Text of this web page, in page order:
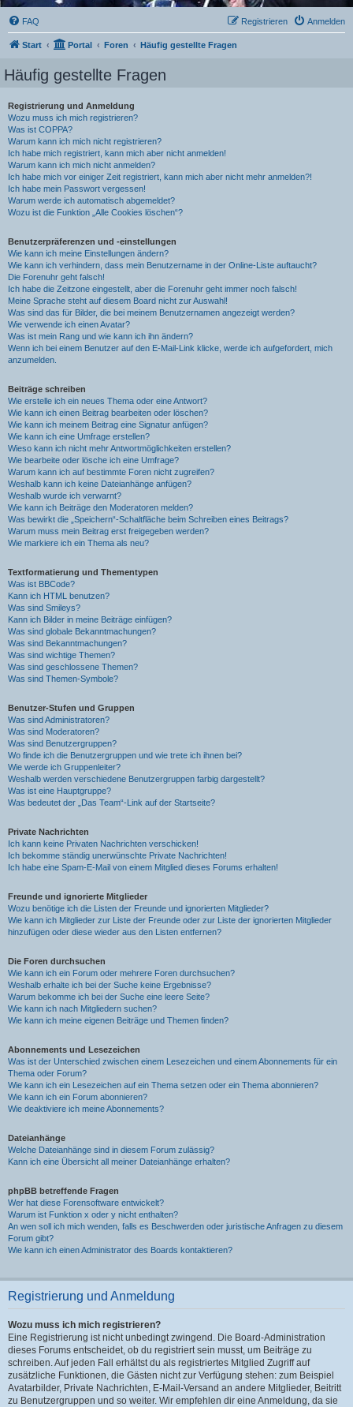
FAQ Anmelden
Registrieren
Start Portal Foren Häufig gestellte Fragen
Häufig gestellte Fragen
Registrierung und Anmeldung
Wozu muss ich mich registrieren?
Was ist COPPA?
Warum kann ich mich nicht registrieren?
Ich habe mich registriert, kann mich aber nicht anmelden!
Warum kann ich mich nicht anmelden?
Ich habe mich vor einiger Zeit registriert, kann mich aber nicht mehr anmelden?!
Ich habe mein Passwort vergessen!
Warum werde ich automatisch abgemeldet?
Wozu ist die Funktion „Alle Cookies löschen“?
Benutzerpräferenzen und -einstellungen
Wie kann ich meine Einstellungen ändern?
Wie kann ich verhindern, dass mein Benutzername in der Online-Liste auftaucht?
Die Forenuhr geht falsch!
Ich habe die Zeitzone eingestellt, aber die Forenuhr geht immer noch falsch!
Meine Sprache steht auf diesem Board nicht zur Auswahl!
Was sind das für Bilder, die bei meinem Benutzernamen angezeigt werden?
Wie verwende ich einen Avatar?
Was ist mein Rang und wie kann ich ihn ändern?
Wenn ich bei einem Benutzer auf den E-Mail-Link klicke, werde ich aufgefordert, mich
anzumelden.
Beiträge schreiben
Wie erstelle ich ein neues Thema oder eine Antwort?
Wie kann ich einen Beitrag bearbeiten oder löschen?
Wie kann ich meinem Beitrag eine Signatur anfügen?
Wie kann ich eine Umfrage erstellen?
Wieso kann ich nicht mehr Antwortmöglichkeiten erstellen?
Wie bearbeite oder lösche ich eine Umfrage?
Warum kann ich auf bestimmte Foren nicht zugreifen?
Weshalb kann ich keine Dateianhänge anfügen?
Weshalb wurde ich verwarnt?
Wie kann ich Beiträge den Moderatoren melden?
Was bewirkt die „Speichern“-Schaltfläche beim Schreiben eines Beitrags?
Warum muss mein Beitrag erst freigegeben werden?
Wie markiere ich ein Thema als neu?
Textformatierung und Thementypen
Was ist BBCode?
Kann ich HTML benutzen?
Was sind Smileys?
Kann ich Bilder in meine Beiträge einfügen?
Was sind globale Bekanntmachungen?
Was sind Bekanntmachungen?
Was sind wichtige Themen?
Was sind geschlossene Themen?
Was sind Themen-Symbole?
Benutzer-Stufen und Gruppen
Was sind Administratoren?
Was sind Moderatoren?
Was sind Benutzergruppen?
Wo finde ich die Benutzergruppen und wie trete ich ihnen bei?
Wie werde ich Gruppenleiter?
Weshalb werden verschiedene Benutzergruppen farbig dargestellt?
Was ist eine Hauptgruppe?
Was bedeutet der „Das Team“-Link auf der Startseite?
Private Nachrichten
Ich kann keine Privaten Nachrichten verschicken!
Ich bekomme ständig unerwünschte Private Nachrichten!
Ich habe eine Spam-E-Mail von einem Mitglied dieses Forums erhalten!
Freunde und ignorierte Mitglieder
Wozu benötige ich die Listen der Freunde und ignorierten Mitglieder?
Wie kann ich Mitglieder zur Liste der Freunde oder zur Liste der ignorierten Mitglieder
hinzufügen oder diese wieder aus den Listen entfernen?
Die Foren durchsuchen
Wie kann ich ein Forum oder mehrere Foren durchsuchen?
Weshalb erhalte ich bei der Suche keine Ergebnisse?
Warum bekomme ich bei der Suche eine leere Seite?
Wie kann ich nach Mitgliedern suchen?
Wie kann ich meine eigenen Beiträge und Themen finden?
Abonnements und Lesezeichen
Was ist der Unterschied zwischen einem Lesezeichen und einem Abonnements für ein
Thema oder Forum?
Wie kann ich ein Lesezeichen auf ein Thema setzen oder ein Thema abonnieren?
Wie kann ich ein Forum abonnieren?
Wie deaktiviere ich meine Abonnements?
Dateianhänge
Welche Dateianhänge sind in diesem Forum zulässig?
Kann ich eine Übersicht all meiner Dateianhänge erhalten?
phpBB betreffende Fragen
Wer hat diese Forensoftware entwickelt?
Warum ist Funktion x oder y nicht enthalten?
An wen soll ich mich wenden, falls es Beschwerden oder juristische Anfragen zu diesem
Forum gibt?
Wie kann ich einen Administrator des Boards kontaktieren?
Registrierung und Anmeldung
Wozu muss ich mich registrieren?
Eine Registrierung ist nicht unbedingt zwingend. Die Board-Administration
dieses Forums entscheidet, ob du registriert sein musst, um Beiträge zu
schreiben. Auf jeden Fall erhältst du als registriertes Mitglied Zugriff auf
zusätzliche Funktionen, die Gästen nicht zur Verfügung stehen: zum Beispiel
Avatarbilder, Private Nachrichten, E-Mail-Versand an andere Mitglieder, Beitritt
zu Benutzergruppen und so weiter. Wir empfehlen dir eine Anmeldung, da sie